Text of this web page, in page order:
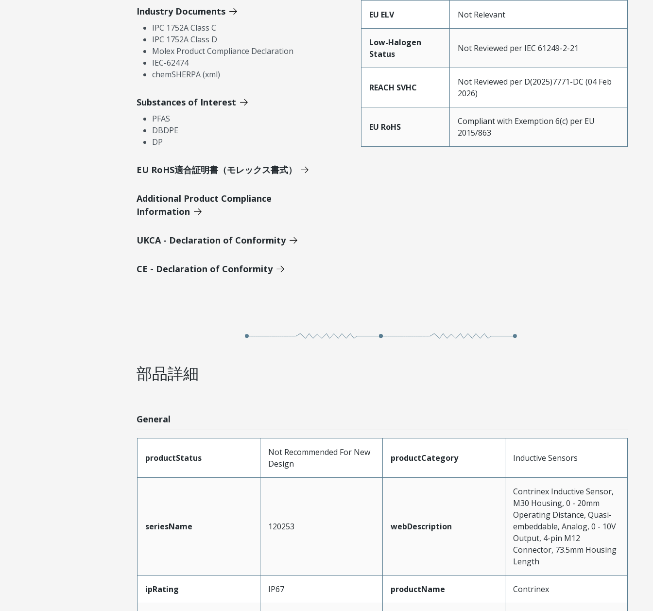
Industry Documents
IPC 1752A Class C
IPC 1752A Class D
Molex Product Compliance Declaration
IEC-62474
chemSHERPA (xml)
Substances of Interest
PFAS
DBDPE
DP
EU RoHS適合証明書（モレックス書式）
Additional Product Compliance
Information
UKCA - Declaration of Conformity
CE - Declaration of Conformity
EU ELV Not Relevant
Low-Halogen
Status
Not Reviewed per IEC 61249-2-21
REACH SVHC
Not Reviewed per D(2025)7771-DC (04 Feb
2026)
EU RoHS
Compliant with Exemption 6(c) per EU
2015/863
部品詳細
General
productStatus
Not Recommended For New
Design
productCategory Inductive Sensors
seriesName 120253 webDescription
Contrinex Inductive Sensor,
M30 Housing, 0 - 20mm
Operating Distance, Quasi-
embeddable, Analog, 0 - 10V
Output, 4-pin M12
Connector, 73.5mm Housing
Length
ipRating IP67 productName Contrinex